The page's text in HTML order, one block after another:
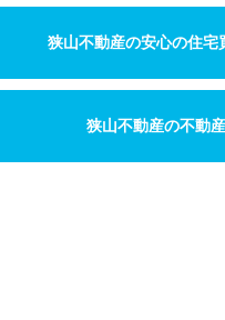
狭山不動産の安心の住宅
狭山不動産の不動